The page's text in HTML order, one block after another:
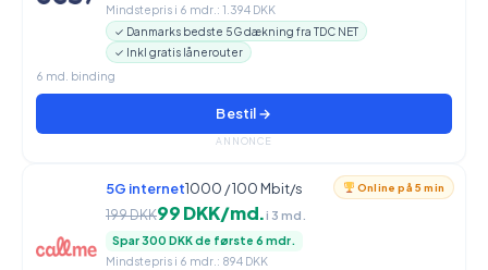
Mindstepris i 6 mdr.: 1.394 DKK
✓ Danmarks bedste 5G dækning fra TDC NET
✓ Inkl gratis lånerouter
6 md. binding
Bestil →
ANNONCE
Online på 5 min
5G internet1000 / 100 Mbit/s
199 DKK99 DKK/md.i 3 md.
Spar 300 DKK de første 6 mdr.
Mindstepris i 6 mdr.: 894 DKK